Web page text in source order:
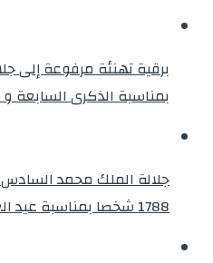
برقية تهنئة مرفوعة إلى
بمناسبة الذكرى السابعة
جلالة الملك محمد
1788 شخصا بمناسبة عيد العرش المجيد